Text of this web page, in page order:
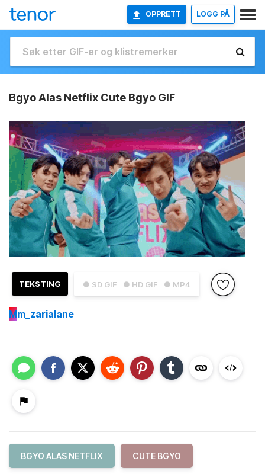
OPPRETT LOGG PÅ
Bgyo Alas Netflix Cute Bgyo GIF
● SD GIF ● HD GIF ● MP4
TEKSTING
Mm_zarialane
BGYO ALAS NETFLIX CUTE BGYO